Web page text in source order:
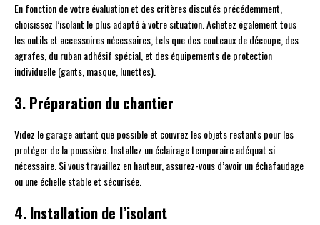
En fonction de votre évaluation et des critères discutés précédemment,
choisissez l’isolant le plus adapté à votre situation. Achetez également tous
les outils et accessoires nécessaires, tels que des couteaux de découpe, des
agrafes, du ruban adhésif spécial, et des équipements de protection
individuelle (gants, masque, lunettes).
3. Préparation du chantier
Videz le garage autant que possible et couvrez les objets restants pour les
protéger de la poussière. Installez un éclairage temporaire adéquat si
nécessaire. Si vous travaillez en hauteur, assurez-vous d’avoir un échafaudage
ou une échelle stable et sécurisée.
4. Installation de l’isolant